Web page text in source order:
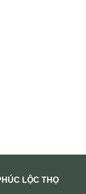
LỘC THỌ